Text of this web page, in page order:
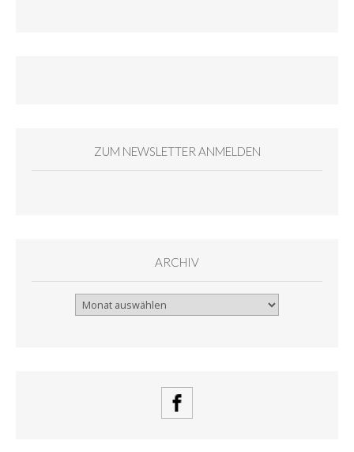
ZUM NEWSLETTER ANMELDEN
ARCHIV
Archiv